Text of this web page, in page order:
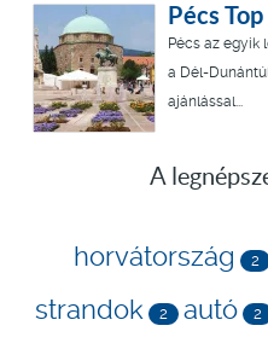
Pécs
Pécs az egyik
a Dél-
ajánlással...
A
horvátország 2
strandok 2 autó 2